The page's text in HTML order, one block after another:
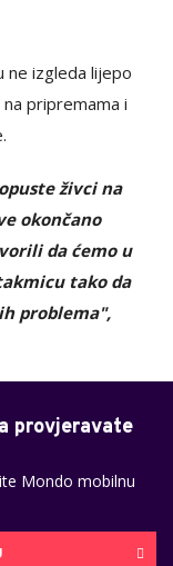
ne izgleda lijepo
pripremama i
živci na
okončano
da ćemo u
tako da
problema",
provjeravate
Mondo mobilnu